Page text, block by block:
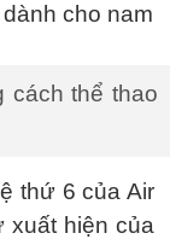
cách thể thao
thứ 6 của Air
xuất hiện của